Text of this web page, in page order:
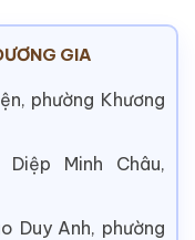
GIA
phường Khương
Diệp Minh Châu,
Duy Anh, phường